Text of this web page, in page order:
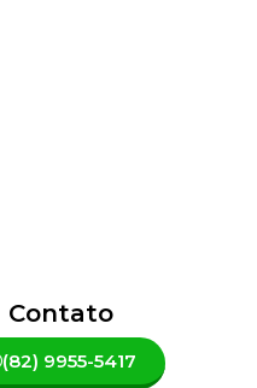
Contato
(82) 9955-5417